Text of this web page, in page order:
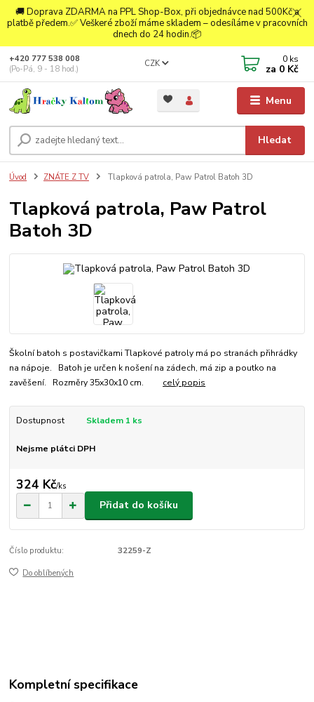
🚚 Doprava ZDARMA na PPL Shop-Box, při objednávce nad 500Kč a
platbě předem.✅ Veškeré zboží máme skladem – odesíláme v pracovních
dnech do 24 hodin.📦
Menu
CZK
Hledat
+420 777 538 008
(Po-Pá, 9 - 18 hod.)
0 ks
za 0 Kč
Úvod ZNÁTE Z TV Tlapková patrola, Paw Patrol Batoh 3D
Tlapková patrola, Paw Patrol
Batoh 3D
Školní batoh s postavičkami Tlapkové patroly má po stranách přihrádky
na nápoje. Batoh je určen k nošení na zádech, má zip a poutko na
zavěšení. Rozměry 35x30x10 cm. celý popis
Dostupnost Skladem 1 ks
Nejsme plátci DPH
324 Kč/ks
Přidat do košíku
Číslo produktu: 32259-Z
Do oblíbených
Kompletní specifikace